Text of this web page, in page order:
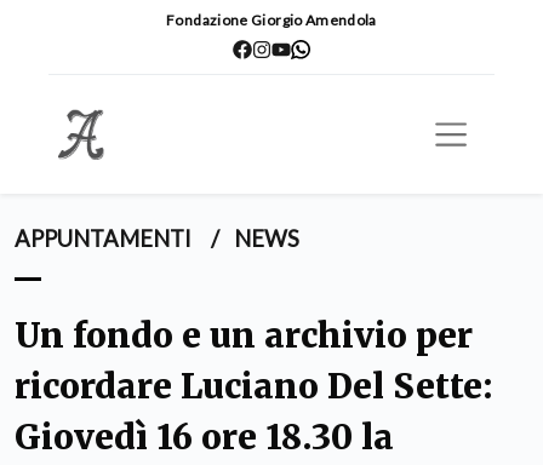
Fondazione Giorgio Amendola
APPUNTAMENTI / NEWS
Un fondo e un archivio per
ricordare Luciano Del Sette:
Giovedì 16 ore 18.30 la